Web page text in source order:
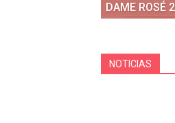
DAME ROSÉ
NOTICIAS